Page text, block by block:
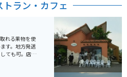
テリアを楽しみながらドリンクを味わえま
せばきれいな景色も見ることのできる場所で
スポットにも人気で女性の方やカップル、写
とが好きな方にはぴったりです。
ラン・カフェ
れる果物を使
す。地方発送
ても可。店内
休憩にはオス